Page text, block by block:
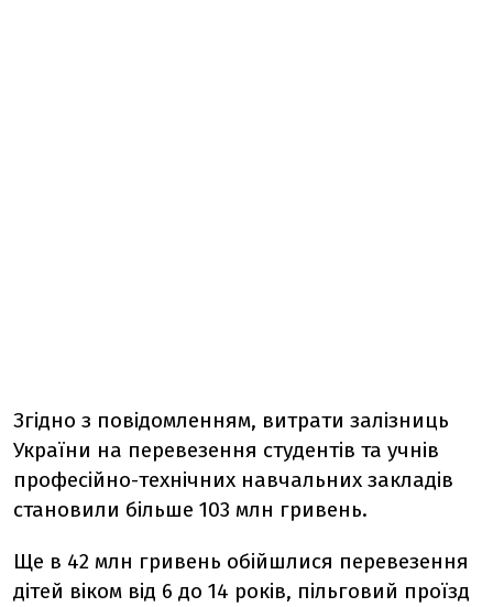
Згідно з повідомленням, витрати залізниць
України на перевезення студентів та учнів
професійно-технічних навчальних закладів
становили більше 103 млн гривень.
Ще в 42 млн гривень обійшлися перевезення
дітей віком від 6 до 14 років, пільговий проїзд